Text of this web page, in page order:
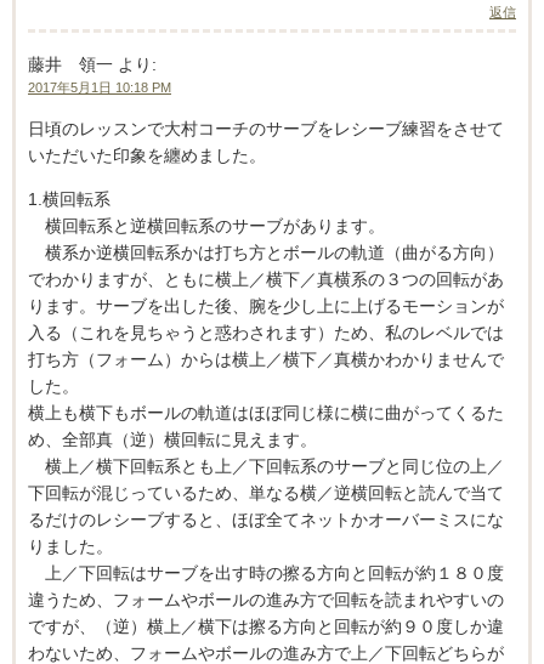
返信
藤井 領一 より:
2017年5月1日 10:18 PM
日頃のレッスンで大村コーチのサーブをレシーブ練習をさせて
いただいた印象を纏めました。
1.横回転系
横回転系と逆横回転系のサーブがあります。
横系か逆横回転系かは打ち方とボールの軌道（曲がる方向）
でわかりますが、ともに横上／横下／真横系の３つの回転があ
ります。サーブを出した後、腕を少し上に上げるモーションが
入る（これを見ちゃうと惑わされます）ため、私のレベルでは
打ち方（フォーム）からは横上／横下／真横かわかりませんで
した。
横上も横下もボールの軌道はほぼ同じ様に横に曲がってくるた
め、全部真（逆）横回転に見えます。
横上／横下回転系とも上／下回転系のサーブと同じ位の上／
下回転が混じっているため、単なる横／逆横回転と読んで当て
るだけのレシーブすると、ほぼ全てネットかオーバーミスにな
りました。
上／下回転はサーブを出す時の擦る方向と回転が約１８０度
違うため、フォームやボールの進み方で回転を読まれやすいの
ですが、（逆）横上／横下は擦る方向と回転が約９０度しか違
わないため、フォームやボールの進み方で上／下回転どちらが